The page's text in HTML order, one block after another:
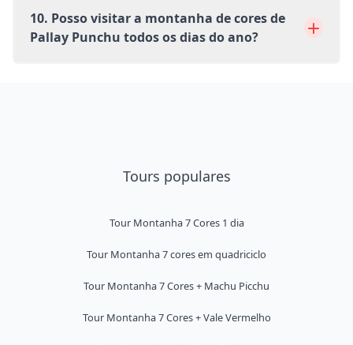
10. Posso visitar a montanha de cores de
Pallay Punchu todos os dias do ano?
Tours populares
Tour Montanha 7 Cores 1 dia
Tour Montanha 7 cores em quadriciclo
Tour Montanha 7 Cores + Machu Picchu
Tour Montanha 7 Cores + Vale Vermelho